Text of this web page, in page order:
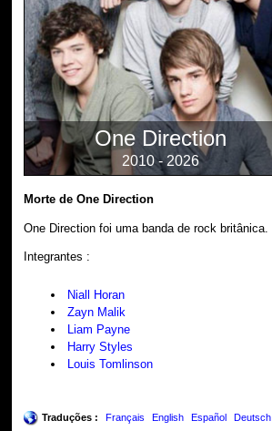
One Direction
2010 - 2026
Morte de One Direction
One Direction foi uma banda de rock britânica.
Integrantes :
Niall Horan
Zayn Malik
Liam Payne
Harry Styles
Louis Tomlinson
Traduções : Français English Español Deutsch